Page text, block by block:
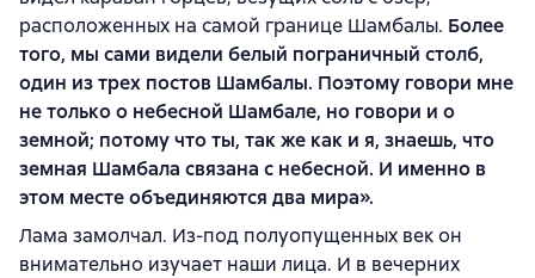
расположенных на самой границе Шамбалы. Более
того, мы сами видели белый пограничный столб,
один из трех постов Шамбалы. Поэтому говори мне
не только о небесной Шамбале, но говори и о
земной; потому что ты, так же как и я, знаешь, что
земная Шамбала связана с небесной. И именно в
этом месте объединяются два мира».
Лама замолчал. Из-под полуопущенных век он
внимательно изучает наши лица. И в вечерних